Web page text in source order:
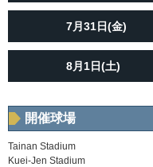
7月31日(金)
8月1日(土)
開催球場
Tainan Stadium
Kuei-Jen Stadium